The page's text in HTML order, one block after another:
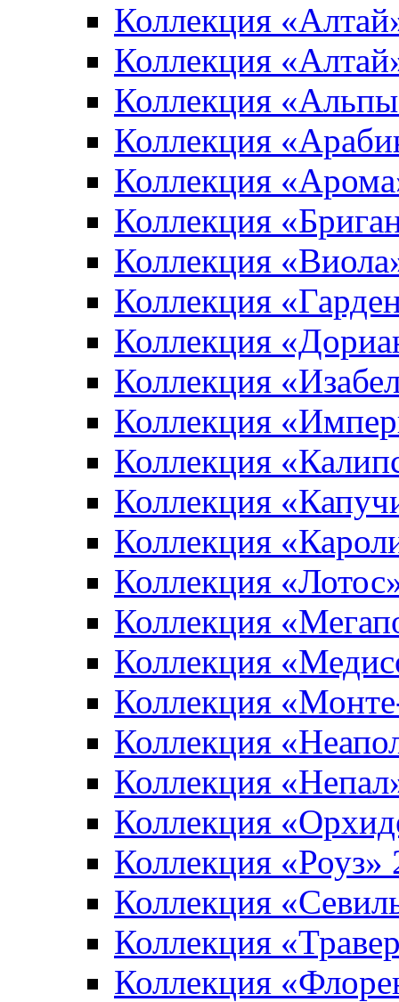
Коллекция
Коллекция
Коллекция
Коллекция
Коллекция
Коллекция
Коллекция
Коллекция
Коллекция
Коллекция
Коллекция
Коллекция
Коллекция
Коллекция
Коллекция
Коллекция
Коллекция
Коллекция
Коллекция
Коллекция
Коллекция
Коллекция «Роуз»
Коллекция
Коллекция
Коллекция